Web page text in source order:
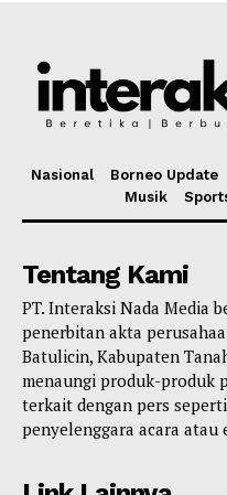
Nasional Borneo Update
Musik
Tentang Kami
PT. Interaksi Nada Media
penerbitan akta
Batulicin, Kabupaten
menaungi produk-produk
terkait dengan pers
penyelenggara acara atau